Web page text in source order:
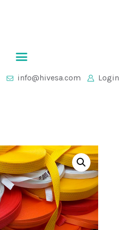
info@hivesa.com Login